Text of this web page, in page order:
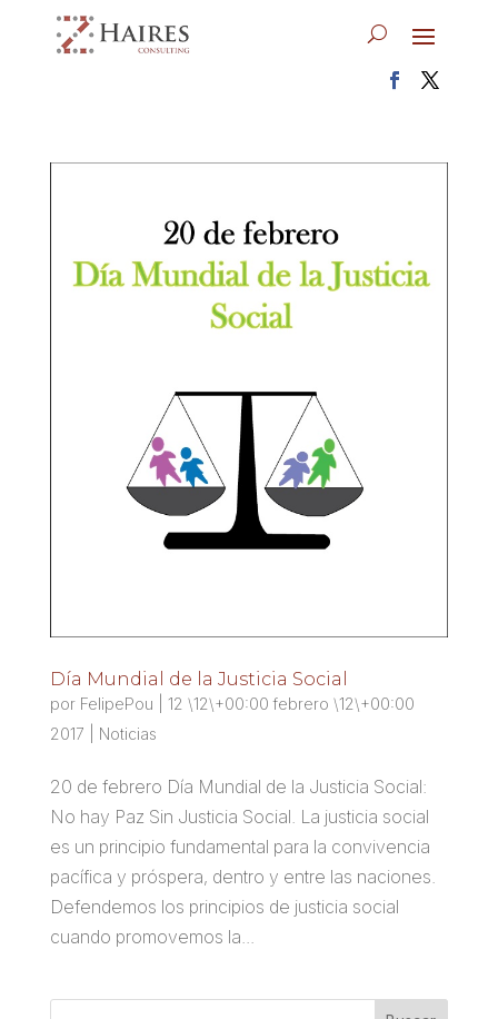
Día Mundial de la Justicia Social
por FelipePou
12 \12\+00:00 febrero \12\+00:00
2017
Noticias
20 de febrero Día Mundial de la Justicia Social:
No hay Paz Sin Justicia Social. La justicia social
es un principio fundamental para la convivencia
pacífica y próspera, dentro y entre las naciones.
Defendemos los principios de justicia social
cuando promovemos la...